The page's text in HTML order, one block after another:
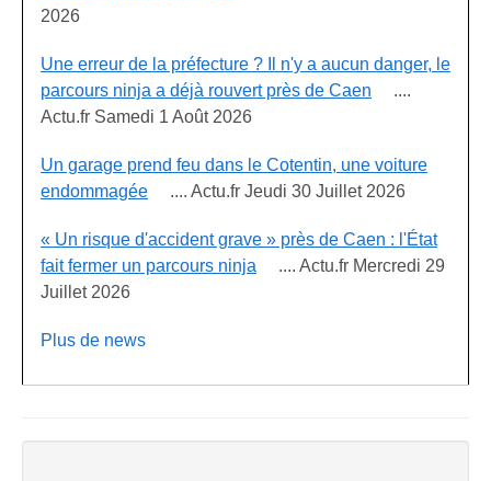
2026
Une erreur de la préfecture ? Il n'y a aucun danger, le
parcours ninja a déjà rouvert près de Caen ....
Actu.fr Samedi 1 Août 2026
Un garage prend feu dans le Cotentin, une voiture
endommagée .... Actu.fr Jeudi 30 Juillet 2026
« Un risque d'accident grave » près de Caen : l'État
fait fermer un parcours ninja .... Actu.fr Mercredi 29
Juillet 2026
Plus de news